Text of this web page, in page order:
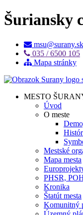
Šuriansky
msu@surany.sk
035 / 6500 105
Mapa stránky
MESTO
Úvod
O meste
Mestské
Mapa mesta
PHSR,
Kronika
Štatút mesta
Komunitný